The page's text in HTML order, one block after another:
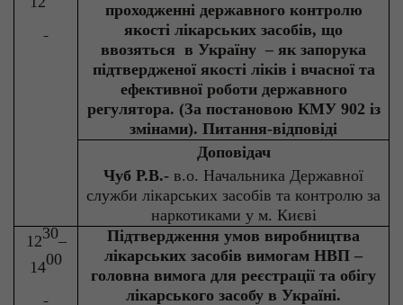
проходженні державного контролю
якості лікарських засобів, що
ввозяться в Україну – як запорука
підтвердженої якості ліків і вчасної та
ефективної роботи державного
регулятора. (За постановою КМУ 902 із
змінами). Питання-відповіді
Доповідач
Чуб Р.В.- в.о. Начальника Державної
служби лікарських засобів та контролю за
наркотиками у м. Києві
1230–
1400
Підтвердження умов виробництва
лікарських засобів вимогам НВП –
головна вимога для реєстрації та обігу
лікарського засобу в Україні.